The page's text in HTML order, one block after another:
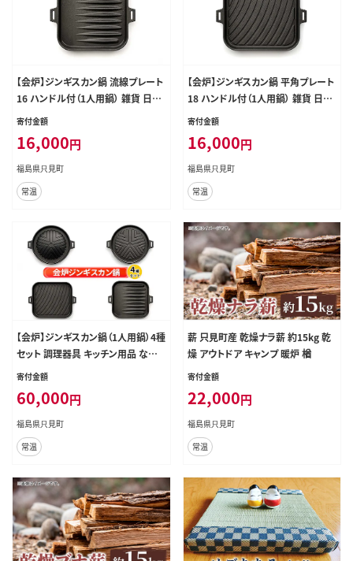
【会炉】ジンギスカン鍋 流線プレート
16 ハンドル付（1人用鍋） 雑貨 日用
品 一人用鍋
寄付金額
16,000円
福島県只見町
常温
【会炉】ジンギスカン鍋 平角プレート
18 ハンドル付（1人用鍋） 雑貨 日用
品 一人用鍋
寄付金額
16,000円
福島県只見町
常温
【会炉】ジンギスカン鍋（1人用鍋）4種
セット 調理器具 キッチン用品 なべ
マトン ラム 焼肉 ガス IH シーズヒー
寄付金額
60,000円
福島県只見町
常温
薪 只見町産 乾燥ナラ薪 約15kg 乾
燥 アウトドア キャンプ 暖炉 楢
寄付金額
22,000円
福島県只見町
常温